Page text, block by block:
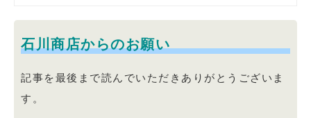
石川商店からのお願い
記事を最後まで読んでいただきありがとうございま
す。